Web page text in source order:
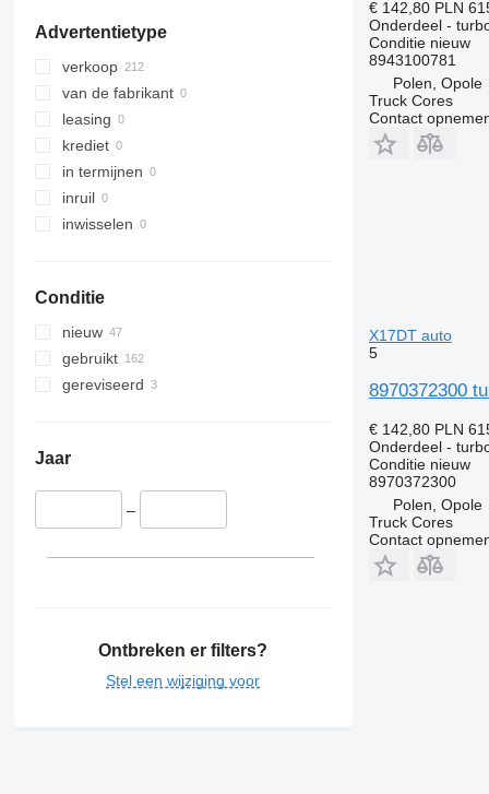
M-series
PC
S-Class
SK
Sprinter
Tourino
Tourismo
Travego
Unimog
V-Class
Vito
Master
Maxity
Megane
Messenger
Midliner
Midlum
Premium
Sandero
TRM
Trafic
Twingo
Zoe
G-series
L-series
N-series
S-series
SD
Terberg
V40
V60
VNL
XC
Advertentietype
verkoop
van de fabrikant
leasing
krediet
in termijnen
inruil
inwisselen
Conditie
nieuw
gebruikt
gereviseerd
Jaar
–
Ontbreken er filters?
Stel een wijziging voor
€ 142,80 PLN
Onderdeel -
Conditienieuw
8943100781
Polen, Opole
Truck Cores
Contact
X17DT auto
5
8970372300
€ 142,80 PLN
Onderdeel -
Conditienieuw
8970372300
Polen, Opole
Truck Cores
Contact